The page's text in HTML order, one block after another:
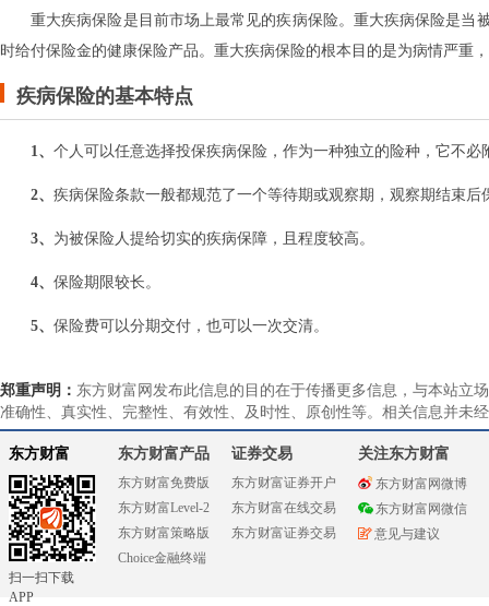
重大疾病保险是目前市场上最常见的疾病保险。重大疾病保险是
时给付保险金的健康保险产品。重大疾病保险的根本目的是为病情严重
疾病保险的基本特点
1、 个人可以任意选择投保疾病保险，作为一种独立的险种，它不必
2、 疾病保险条款一般都规范了一个等待期或观察期，观察期结束后
3、 为被保险人提给切实的疾病保障，且程度较高。
4、 保险期限较长。
5、 保险费可以分期交付，也可以一次交清。
郑重声明： 东方财富网发布此信息的目的在于传播更多信息，与本站立
准确性、真实性、完整性、有效性、及时性、原创性等。相关信息并未
东方财富
扫一扫下载
APP
东方财富产品
东方财富免费版
东方财富Level-2
东方财富策略版
Choice金融终端
证券交易
东方财富证券开户
东方财富在线交易
东方财富证券交易
关注东方财富
东方财富网微博
东方财富网微信
意见与建议